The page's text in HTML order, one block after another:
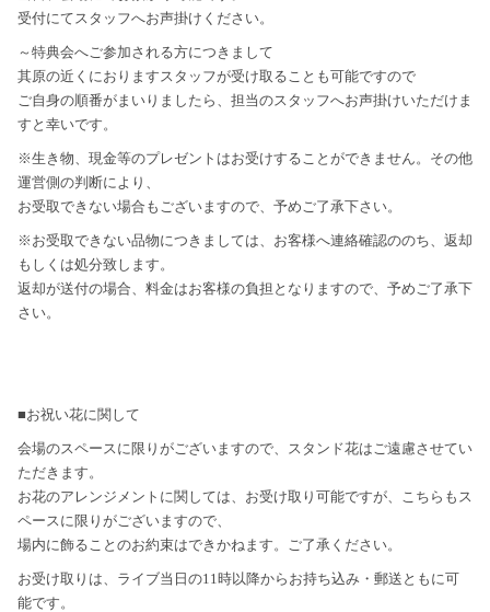
受付にてスタッフへお声掛けください。
～特典会へご参加される方につきまして
其原の近くにおりますスタッフが受け取ることも可能ですので
ご自身の順番がまいりましたら、担当のスタッフへお声掛けいただけま
すと幸いです。
※生き物、現金等のプレゼントはお受けすることができません。その他
運営側の判断により、
お受取できない場合もございますので、予めご了承下さい。
※お受取できない品物につきましては、お客様へ連絡確認ののち、返却
もしくは処分致します。
返却が送付の場合、料金はお客様の負担となりますので、予めご了承下
さい。
■お祝い花に関して
会場のスペースに限りがございますので、スタンド花はご遠慮させてい
ただきます。
お花のアレンジメントに関しては、お受け取り可能ですが、こちらもス
ペースに限りがございますので、
場内に飾ることのお約束はできかねます。ご了承ください。
お受け取りは、ライブ当日の11時以降からお持ち込み・郵送ともに可
能です。